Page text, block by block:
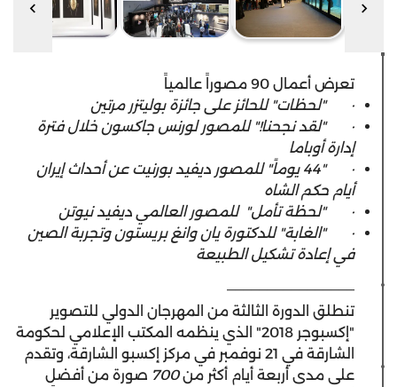
تعرض أعمال 90 مصوراً عالمياً
·"لحظات" للحائز على جائزة بوليتزر مرتين
·"لقد نجحنا!"للمصور لورنس جاكسون خلال فترة
إدارة أوباما
·
"44 يوماً" للمصور ديفيد بورنيت عن أحداث إيران
أيام حكم الشاه
·"لحظة تأمل" للمصور العالمي ديفيد نيوتن
·"الغابة" للدكتورة يان وانغ بريستون وتجربة الصين
في إعادة تشكيل الطبيعة
تنطلق الدورة الثالثة من المهرجان الدولي للتصوير
"إكسبوجر 2018" الذي ينظمه المكتب الإعلامي لحكومة
الشارقة في 21 نوفمبر في مركز إكسبو الشارقة، وتقدم
على مدى أربعة أيام أكثر من700 صورة من أفضل